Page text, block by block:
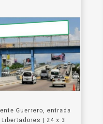
Guerrero, entrada
| 24 x 3